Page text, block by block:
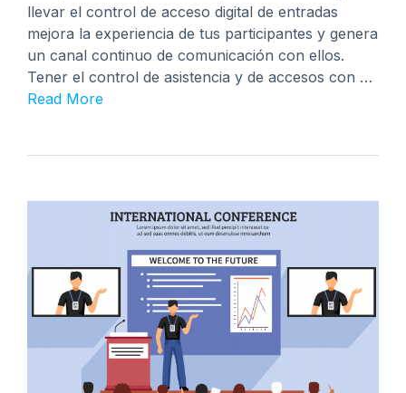
llevar el control de acceso digital de entradas
mejora la experiencia de tus participantes y genera
un canal continuo de comunicación con ellos.
Tener el control de asistencia y de accesos con …
Read More